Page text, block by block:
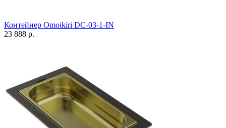
Контейнер Omoikiri DC-03-1-IN
23 888 р.